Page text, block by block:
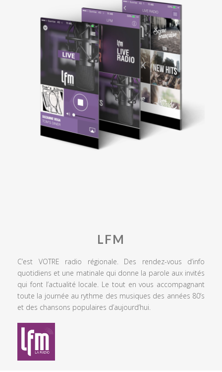
LFM
C’est VOTRE radio régionale. Des rendez-vous d’info
quotidiens et une matinale qui donne la parole aux invités
qui font l’actualité locale. Le tout en vous accompagnant
toute la journée au rythme des musiques des années 80’s
et des chansons populaires d’aujourd’hui.